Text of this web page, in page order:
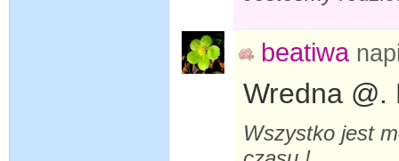
beatiwa
Wredna @.
Wszystko jest